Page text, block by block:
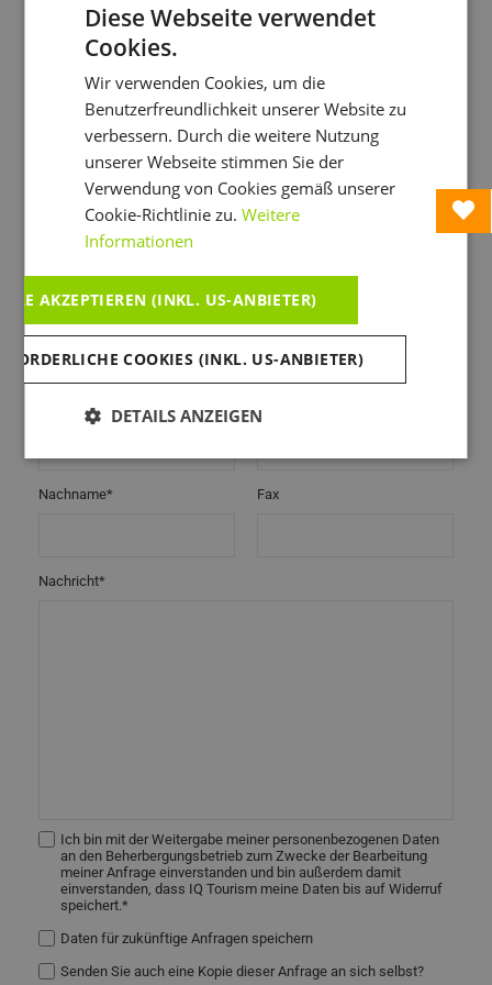
Wünsche zur vollen Gänze erfüllen können.
Anreise*
Anzahl der Erwachsenen* Anzahl der Kinder
Anrede*
Titel
Vorname*
Nachname*
E-Mail*
Telefon
Fax
Nachricht*
Ich bin mit der Weitergabe meiner personenbezogenen Daten
an den Beherbergungsbetrieb zum Zwecke der Bearbeitung
meiner Anfrage einverstanden und bin außerdem damit
einverstanden, dass IQ Tourism meine Daten bis auf Widerruf
speichert.*
Daten für zukünftige Anfragen speichern
Senden Sie auch eine Kopie dieser Anfrage an sich selbst?
Diese Webseite verwendet
Cookies.
Wir verwenden Cookies, um die
Benutzerfreundlichkeit unserer Website zu
verbessern. Durch die weitere Nutzung
unserer Webseite stimmen Sie der
Verwendung von Cookies gemäß unserer
Cookie-Richtlinie zu. Weitere
Informationen
AKZEPTIEREN (INKL. US-ANBIETER)
COOKIES (INKL. US-ANBIETER)
DETAILS ANZEIGEN